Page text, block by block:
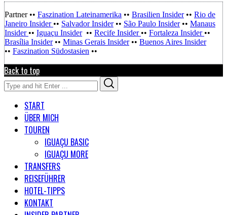
Partner •• Faszination Lateinamerika •• Brasilien Insider•• Rio de
Janeiro Insider •• Salvador Insider•• São Paulo Insider•• Manaus
Insider •• Iguaçu Insider•• Recife Insider •• Fortaleza Insider ••
Brasília Insider•• Minas Gerais Insider•• Buenos Aires Insider
•• Faszination Südostasien ••
Back to top
Search
for:
START
ÜBER MICH
TOUREN
IGUAÇU BASIC
IGUAÇU MORE
TRANSFERS
REISEFÜHRER
HOTEL-TIPPS
KONTAKT